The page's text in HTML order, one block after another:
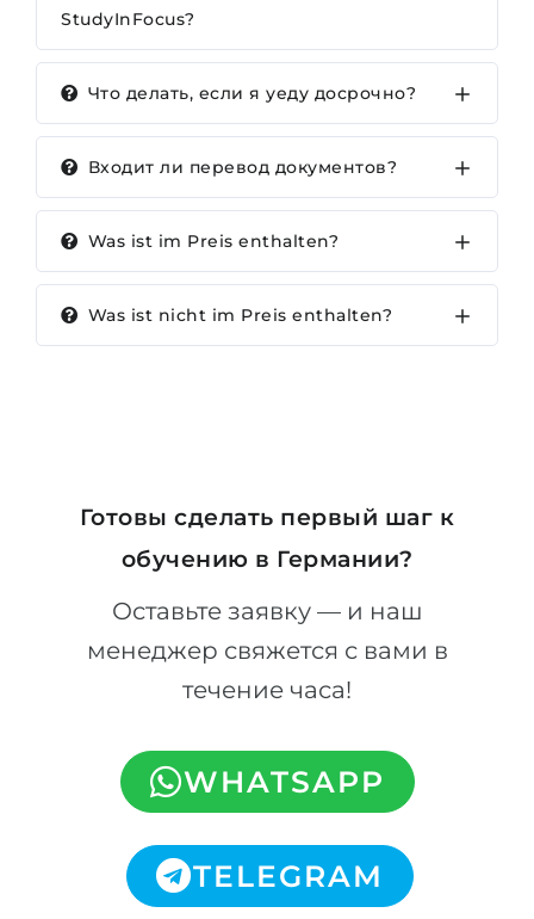
StudyInFocus?
Что делать, если я уеду досрочно?
Входит ли перевод документов?
Was ist im Preis enthalten?
Was ist nicht im Preis enthalten?
Готовы сделать первый шаг к
обучению в Германии?
Оставьте заявку — и наш
менеджер свяжется с вами в
течение часа!
WHATSAPP
TELEGRAM